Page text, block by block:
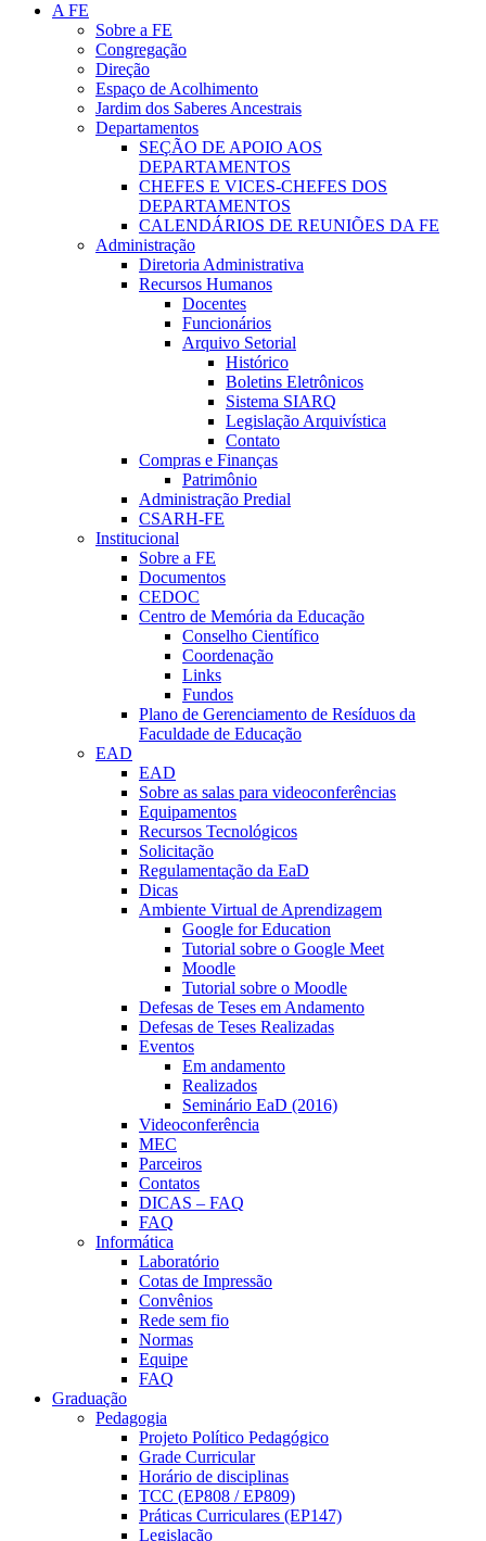
A FE
Sobre a FE
Congregação
Direção
Espaço de Acolhimento
Jardim dos Saberes Ancestrais
Departamentos
SEÇÃO DE APOIO AOS
DEPARTAMENTOS
CHEFES E VICES-CHEFES DOS
DEPARTAMENTOS
CALENDÁRIOS DE REUNIÕES DA FE
Administração
Diretoria Administrativa
Recursos Humanos
Docentes
Funcionários
Arquivo Setorial
Histórico
Boletins Eletrônicos
Sistema SIARQ
Legislação Arquivística
Contato
Compras e Finanças
Patrimônio
Administração Predial
CSARH-FE
Institucional
Sobre a FE
Documentos
CEDOC
Centro de Memória da Educação
Conselho Científico
Coordenação
Links
Fundos
Plano de Gerenciamento de Resíduos da
Faculdade de Educação
EAD
EAD
Sobre as salas para videoconferências
Equipamentos
Recursos Tecnológicos
Solicitação
Regulamentação da EaD
Dicas
Ambiente Virtual de Aprendizagem
Google for Education
Tutorial sobre o Google Meet
Moodle
Tutorial sobre o Moodle
Defesas de Teses em Andamento
Defesas de Teses Realizadas
Eventos
Em andamento
Realizados
Seminário EaD (2016)
Videoconferência
MEC
Parceiros
Contatos
DICAS – FAQ
FAQ
Informática
Laboratório
Cotas de Impressão
Convênios
Rede sem fio
Normas
Equipe
FAQ
Graduação
Pedagogia
Projeto Político Pedagógico
Grade Curricular
Horário de disciplinas
TCC (EP808 / EP809)
Práticas Curriculares (EP147)
Legislação